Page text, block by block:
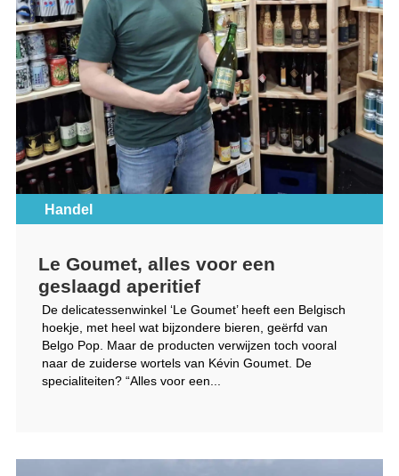
Handel
Le Goumet, alles voor een
geslaagd aperitief
De delicatessenwinkel ‘Le Goumet’ heeft een Belgisch
hoekje, met heel wat bijzondere bieren, geërfd van
Belgo Pop. Maar de producten verwijzen toch vooral
naar de zuiderse wortels van Kévin Goumet. De
specialiteiten? “Alles voor een...